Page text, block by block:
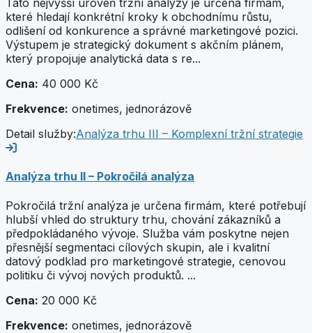
Tato nejvyšší úroveň tržní analýzy je určena firmám,
které hledají konkrétní kroky k obchodnímu růstu,
odlišení od konkurence a správné marketingové pozici.
Výstupem je strategický dokument s akčním plánem,
který propojuje analytická data s re...
Cena: 40 000 Kč
Frekvence: onetimes, jednorázově
Detail služby:Analýza trhu III – Komplexní tržní strategie
Analýza trhu II – Pokročilá analýza
Pokročilá tržní analýza je určena firmám, které potřebují
hlubší vhled do struktury trhu, chování zákazníků a
předpokládaného vývoje. Služba vám poskytne nejen
přesnější segmentaci cílových skupin, ale i kvalitní
datový podklad pro marketingové strategie, cenovou
politiku či vývoj nových produktů. ...
Cena: 20 000 Kč
Frekvence: onetimes, jednorázově